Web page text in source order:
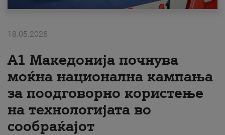
Надополни кредит
#ПодобарОнлајн
18.05.2026
A1 Македонија почнува
моќна национална кампања
за поодговорно користење
на технологијата во
сообраќајот